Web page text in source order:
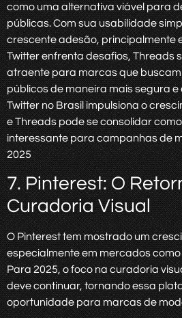
como uma alternativa viável para
públicas. Com sua usabilidade
crescente adesão, principalmente
Twitter enfrenta desafios, Threads
atraente para marcas que
públicos de maneira mais segura e
Twitter no Brasil impulsiona o
e Threads pode se consolidar
interessante para campanhas de
2025
7. Pinterest: O
Curadoria Visual
O Pinterest tem mostrado um
especialmente em mercados como
Para 2025, o foco na curadoria
deve continuar, tornando essa
oportunidade para marcas de